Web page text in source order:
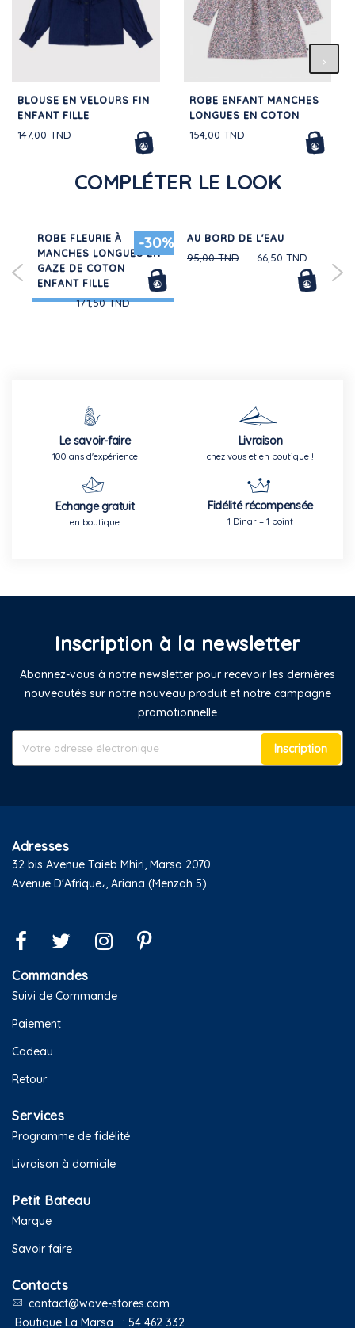
BLOUSE EN VELOURS FIN
ENFANT FILLE
147,00 TND
ROBE ENFANT MANCHES
LONGUES EN COTON
154,00 TND
COMPLÉTER LE LOOK
-30%
ROBE FLEURIE À
MANCHES LONGUES EN
GAZE DE COTON
ENFANT FILLE
171,50 TND
AU BORD DE L'EAU
66,50 TND
95,00 TND
Le savoir-faire
100 ans d'expérience
Livraison
chez vous et en boutique !
Echange gratuit
en boutique
Fidélité récompensée
1 Dinar = 1 point
Inscription à la newsletter
Abonnez-vous à notre newsletter pour recevoir les dernières
nouveautés sur notre nouveau produit et notre campagne
promotionnelle
Inscription
Adresses
32 bis Avenue Taieb Mhiri, Marsa 2070
Avenue D'Afrique،, Ariana (Menzah 5)
Commandes
Suivi de Commande
Paiement
Cadeau
Retour
Services
Programme de fidélité
Livraison à domicile
Petit Bateau
Marque
Savoir faire
Contacts
contact@wave-stores.com
Boutique La Marsa : 54 462 332